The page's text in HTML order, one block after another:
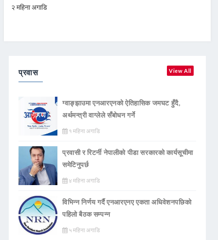
२ महिना अगाडि
प्रवास View All
ग्वाङ्झाउमा एनआरएनको ऐतिहासिक जमघट हुँदै,
अर्थमन्त्री वाग्लेले सँबोधन गर्ने
१ महिना अगाडि
प्रवासी र रिटर्नी नेपालीको पीडा सरकारको कार्यसूचीमा
समेटिनुपर्छ
४ महिना अगाडि
विभिन्न निर्णय गर्दै एनआरएनए एकता अधिवेशनपछिको
पहिलो बैठक सम्पन्न
५ महिना अगाडि